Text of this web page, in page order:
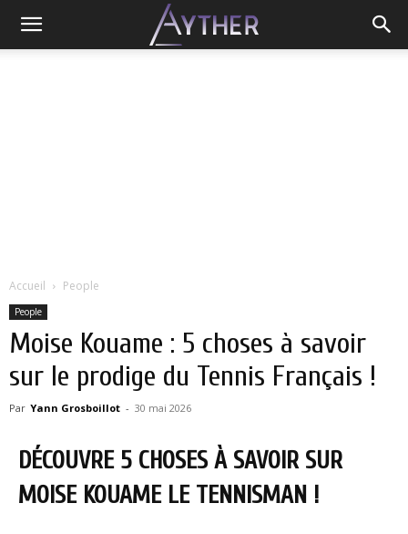
Accueil People
People
Moise Kouame : 5 choses à savoir
sur le prodige du Tennis Français !
Par Yann Grosboillot - 30 mai 2026
DÉCOUVRE 5 CHOSES À SAVOIR SUR
MOISE KOUAME LE TENNISMAN !